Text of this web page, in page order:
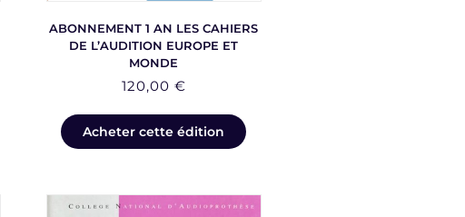
ABONNEMENT 1 AN LES CAHIERS
DE L’AUDITION EUROPE ET
MONDE
120,00 €
Acheter cette édition